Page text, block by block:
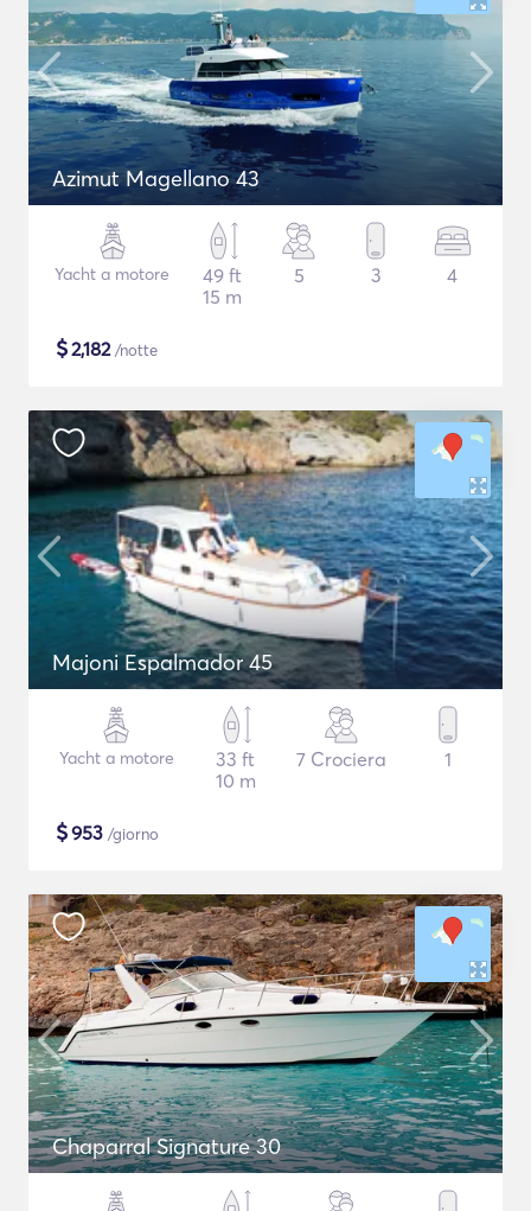
Azimut Magellano 43
Yacht a motore
49 ft
15 m
5 3 4
$2,182/notte
Majoni Espalmador 45
Yacht a motore
33 ft
10 m
7 Crociera 1
$953 /giorno
Chaparral Signature 30